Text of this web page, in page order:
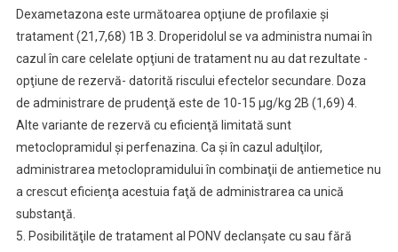
Dexametazona este următoarea opţiune de profilaxie şi
tratament (21,7,68) 1B 3. Droperidolul se va administra numai în
cazul în care celelate opţiuni de tratament nu au dat rezultate -
opţiune de rezervă- datorită riscului efectelor secundare. Doza
de administrare de prudenţă este de 10-15 µg/kg 2B (1,69) 4.
Alte variante de rezervă cu eficienţă limitată sunt
metoclopramidul şi perfenazina. Ca şi în cazul adulţilor,
administrarea metoclopramidului în combinaţii de antiemetice nu
a crescut eficienţa acestuia faţă de administrarea ca unică
substanţă.
5. Posibilităţile de tratament al PONV declanşate cu sau fără